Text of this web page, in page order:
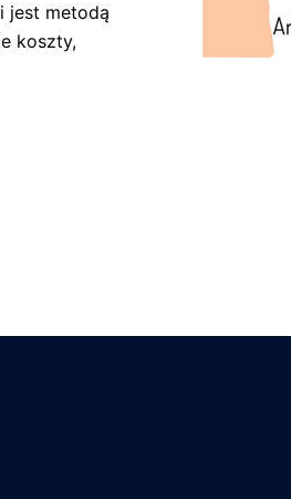
jest metodą
koszty,